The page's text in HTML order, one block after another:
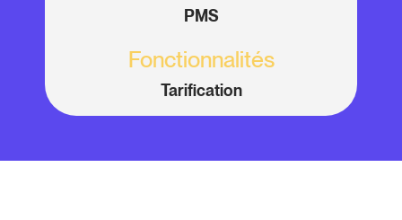
PMS
Fonctionnalités
Tarification